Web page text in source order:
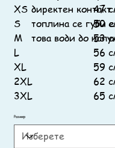
директен
топлина се губи
това води до
XS
47
S
50
M
53
L
56
XL
59
2XL
62
3XL
65
Размер